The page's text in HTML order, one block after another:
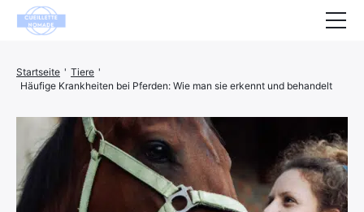
Startseite ' Tiere '
Häufige Krankheiten bei Pferden: Wie man sie erkennt und behandelt
Tiere
Dekoration
Haus
Wohlbefinden